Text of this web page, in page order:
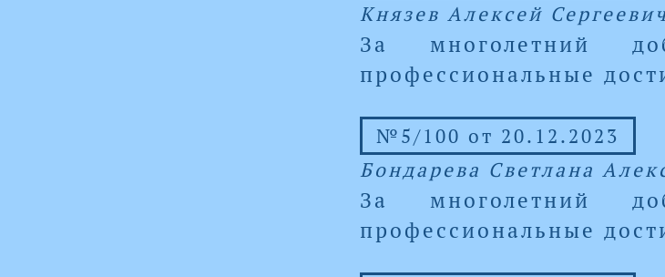
Князев Алексей
За многолетний
профессиональные
№5/100 от 20.12.2023
Бондарева Светлана
За многолетний
профессиональные